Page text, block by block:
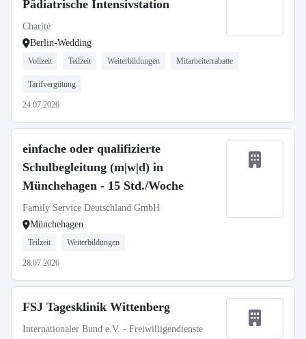
Pädiatrische Intensivstation
Charité
Berlin-Wedding
Vollzeit Teilzeit Weiterbildungen Mitarbeiterrabatte
Tarifvergütung
24.07.2026
einfache oder qualifizierte
Schulbegleitung (m|w|d) in
Münchehagen - 15 Std./Woche
Family Service Deutschland GmbH
Münchehagen
Teilzeit Weiterbildungen
28.07.2026
FSJ Tagesklinik Wittenberg
Internationaler Bund e.V. - Freiwilligendienste